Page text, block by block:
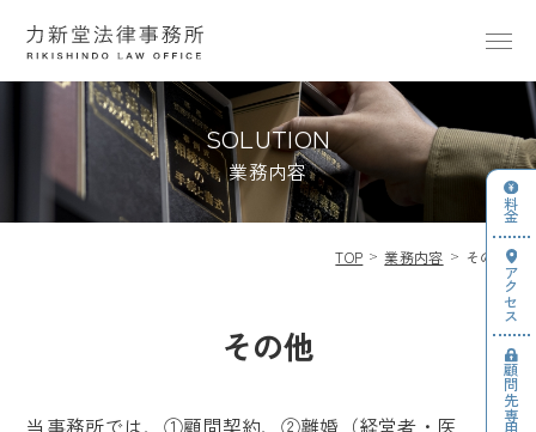
業務内容
SOLUTION
TOP 業務内容 その他
その他
当事務所では、①顧問契約、②離婚（経営者・医
料金
アクセス
顧問先専用